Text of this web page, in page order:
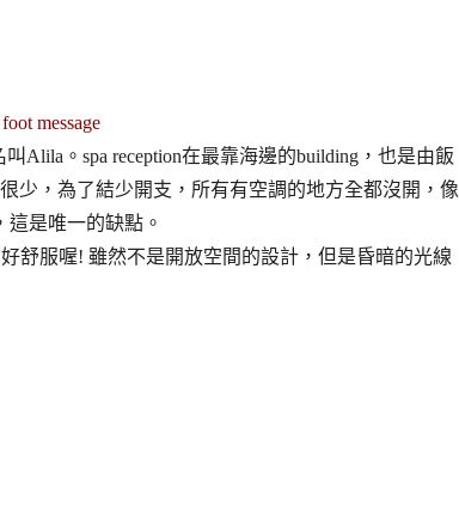
message
Alila。spa reception在最靠海邊的building，也是由飯
少，為了結少開支，所有有空調的地方全都沒開，像
這是唯一的缺點。
服喔! 雖然不是開放空間的設計，但是昏暗的光線